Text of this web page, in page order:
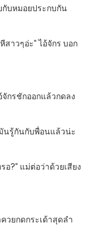
บหมอยประกบกัน
าวๆอ่ะ” ไอ้จักร บอก
จักรชักออกแล้วกดลง
มันรู้กันกับพื่อนแล้วน่ะ
อ?” แม่ต่อว่าด้วยเสียง
วยกดกระเด้าสุดลำ